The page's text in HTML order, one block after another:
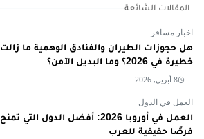
المقالات الشائعة
اخبار مسافر
هل حجوزات الطيران والفنادق الوهمية ما زالت
خطيرة في 2026؟ وما البديل الآمن؟
8 أبريل, 2026
العمل في الدول
العمل في أوروبا 2026: أفضل الدول التي تمنح
فرصًا حقيقية للعرب